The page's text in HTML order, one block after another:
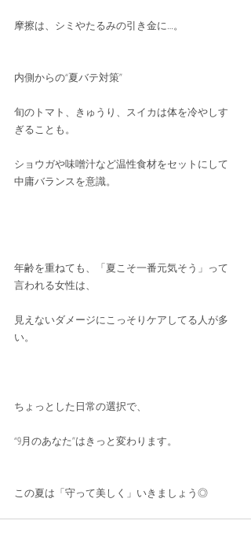
摩擦は、シミやたるみの引き金に…。
内側からの“夏バテ対策”
旬のトマト、きゅうり、スイカは体を冷やしす
ぎることも。
ショウガや味噌汁など温性食材をセットにして
中庸バランスを意識。
年齢を重ねても、「夏こそ一番元気そう」って
言われる女性は、
見えないダメージにこっそりケアしてる人が多
い。
ちょっとした日常の選択で、
“9月のあなた”はきっと変わります。
この夏は「守って美しく」いきましょう◎